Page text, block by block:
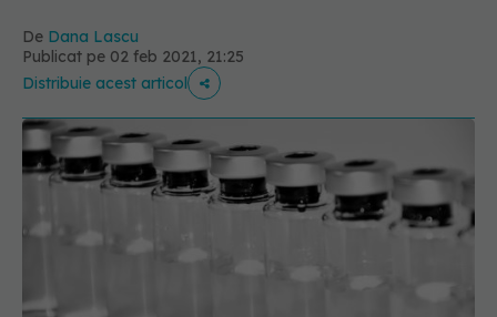
De Dana Lascu
Publicat pe 02 feb 2021, 21:25
Distribuie acest articol